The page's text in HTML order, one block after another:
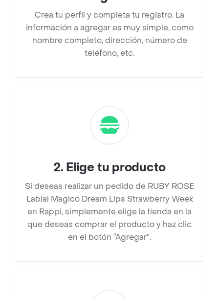
Crea tu perfil y completa tu registro. La
información a agregar es muy simple, como
nombre completo, dirección, número de
teléfono, etc.
2. Elige tu producto
Si deseas realizar un pedido de RUBY ROSE
Labial Magico Dream Lips Strawberry Week
en Rappi, simplemente elige la tienda en la
que deseas comprar el producto y haz clic
en el botón “Agregar”.